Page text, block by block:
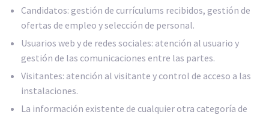
Candidatos: gestión de currículums recibidos, gestión de
ofertas de empleo y selección de personal.
Usuarios web y de redes sociales: atención al usuario y
gestión de las comunicaciones entre las partes.
Visitantes: atención al visitante y control de acceso a las
instalaciones.
La información existente de cualquier otra categoría de